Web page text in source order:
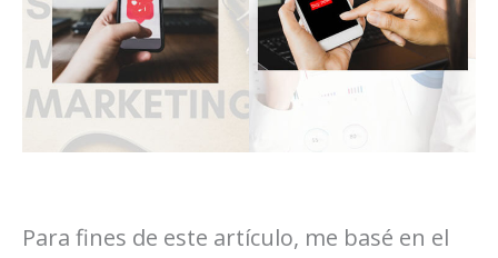
Para fines de este artículo, me basé en el